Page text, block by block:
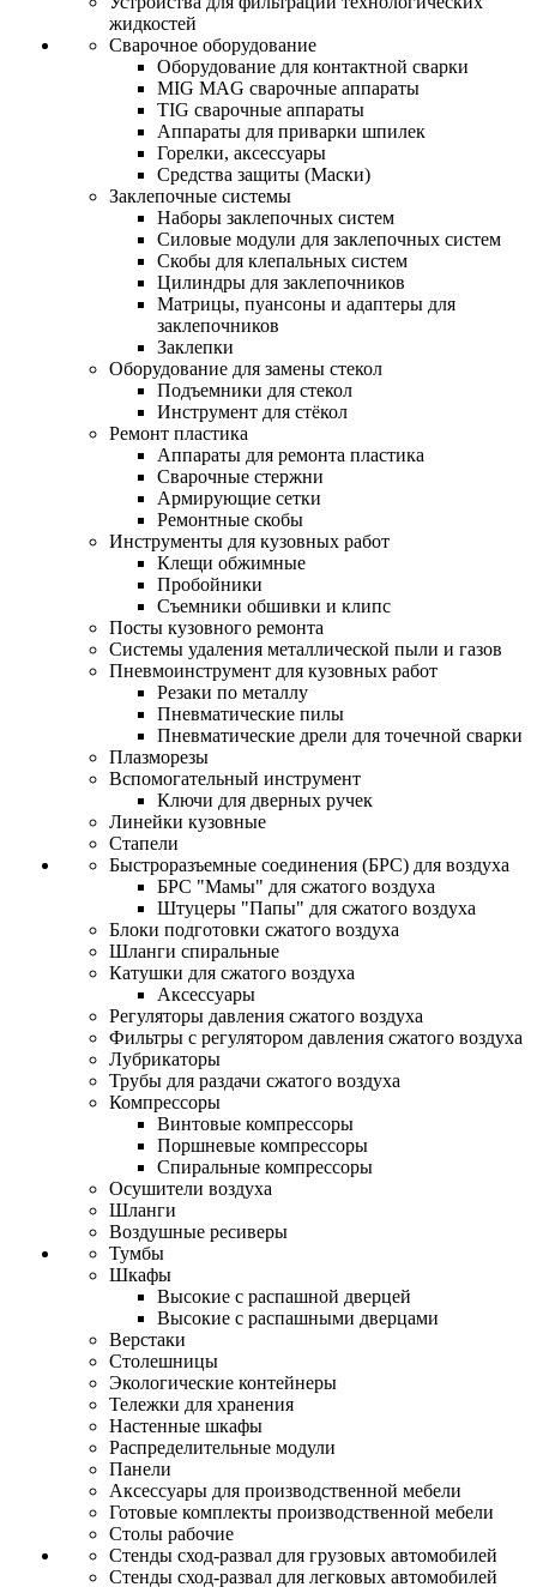
жидкостей
Сварочное оборудование
Оборудование для контактной сварки
MIG MAG сварочные аппараты
TIG сварочные аппараты
Аппараты для приварки шпилек
Горелки, аксессуары
Средства защиты (Маски)
Заклепочные системы
Наборы заклепочных систем
Силовые модули для заклепочных систем
Скобы для клепальных систем
Цилиндры для заклепочников
Матрицы, пуансоны и адаптеры для
заклепочников
Заклепки
Оборудование для замены стекол
Подъемники для стекол
Инструмент для стёкол
Ремонт пластика
Аппараты для ремонта пластика
Сварочные стержни
Армирующие сетки
Ремонтные скобы
Инструменты для кузовных работ
Клещи обжимные
Пробойники
Съемники обшивки и клипс
Посты кузовного ремонта
Системы удаления металлической пыли и газов
Пневмоинструмент для кузовных работ
Резаки по металлу
Пневматические пилы
Пневматические дрели для точечной сварки
Плазморезы
Вспомогательный инструмент
Ключи для дверных ручек
Линейки кузовные
Стапели
Быстроразъемные соединения (БРС) для воздуха
БРС "Мамы" для сжатого воздуха
Штуцеры "Папы" для сжатого воздуха
Блоки подготовки сжатого воздуха
Шланги спиральные
Катушки для сжатого воздуха
Аксессуары
Регуляторы давления сжатого воздуха
Фильтры с регулятором давления сжатого воздуха
Лубрикаторы
Трубы для раздачи сжатого воздуха
Компрессоры
Винтовые компрессоры
Поршневые компрессоры
Спиральные компрессоры
Осушители воздуха
Шланги
Воздушные ресиверы
Тумбы
Шкафы
Высокие с распашной дверцей
Высокие с распашными дверцами
Верстаки
Столешницы
Экологические контейнеры
Тележки для хранения
Настенные шкафы
Распределительные модули
Панели
Аксессуары для производственной мебели
Готовые комплекты производственной мебели
Столы рабочие
Стенды сход-развал для грузовых автомобилей
Стенды сход-развал для легковых автомобилей